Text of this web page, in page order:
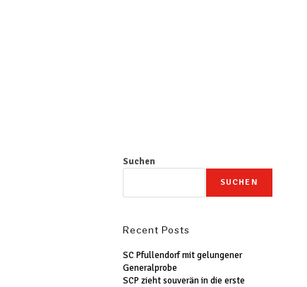
Suchen
SUCHEN
Recent Posts
SC Pfullendorf mit gelungener
Generalprobe
SCP zieht souverän in die erste